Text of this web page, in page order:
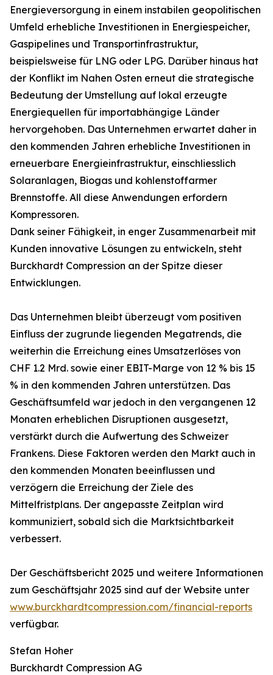
Energieversorgung in einem instabilen geopolitischen
Umfeld erhebliche Investitionen in Energiespeicher,
Gaspipelines und Transportinfrastruktur,
beispielsweise für LNG oder LPG. Darüber hinaus hat
der Konflikt im Nahen Osten erneut die strategische
Bedeutung der Umstellung auf lokal erzeugte
Energiequellen für importabhängige Länder
hervorgehoben. Das Unternehmen erwartet daher in
den kommenden Jahren erhebliche Investitionen in
erneuerbare Energieinfrastruktur, einschliesslich
Solaranlagen, Biogas und kohlenstoffarmer
Brennstoffe. All diese Anwendungen erfordern
Kompressoren.
Dank seiner Fähigkeit, in enger Zusammenarbeit mit
Kunden innovative Lösungen zu entwickeln, steht
Burckhardt Compression an der Spitze dieser
Entwicklungen.
Das Unternehmen bleibt überzeugt vom positiven
Einfluss der zugrunde liegenden Megatrends, die
weiterhin die Erreichung eines Umsatzerlöses von
CHF 1.2 Mrd. sowie einer EBIT-Marge von 12 % bis 15
% in den kommenden Jahren unterstützen. Das
Geschäftsumfeld war jedoch in den vergangenen 12
Monaten erheblichen Disruptionen ausgesetzt,
verstärkt durch die Aufwertung des Schweizer
Frankens. Diese Faktoren werden den Markt auch in
den kommenden Monaten beeinflussen und
verzögern die Erreichung der Ziele des
Mittelfristplans. Der angepasste Zeitplan wird
kommuniziert, sobald sich die Marktsichtbarkeit
verbessert.
Der Geschäftsbericht 2025 und weitere Informationen
zum Geschäftsjahr 2025 sind auf der Website unter
www.burckhardtcompression.com/financial-reports
verfügbar.
Stefan Hoher
Burckhardt Compression AG